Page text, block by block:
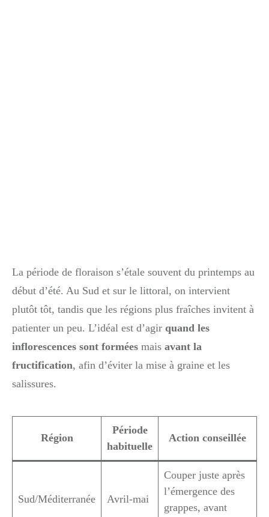
La période de floraison s’étale souvent du printemps au
début d’été. Au Sud et sur le littoral, on intervient
plutôt tôt, tandis que les régions plus fraîches invitent à
patienter un peu. L’idéal est d’agir quand les
inflorescences sont formées mais avant la
fructification, afin d’éviter la mise à graine et les
salissures.
Région
Période
habituelle
Action conseillée
Sud/Méditerranée Avril-mai
Couper juste après
l’émergence des
grappes, avant